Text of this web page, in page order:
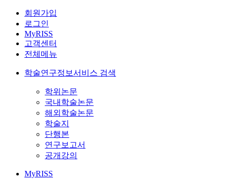
회원가입
로그인
MyRISS
고객센터
전체메뉴
학술연구정보서비스 검색
학위논문
국내학술논문
해외학술논문
학술지
단행본
연구보고서
공개강의
MyRISS